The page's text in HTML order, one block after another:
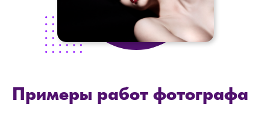
Примеры работ фотографа